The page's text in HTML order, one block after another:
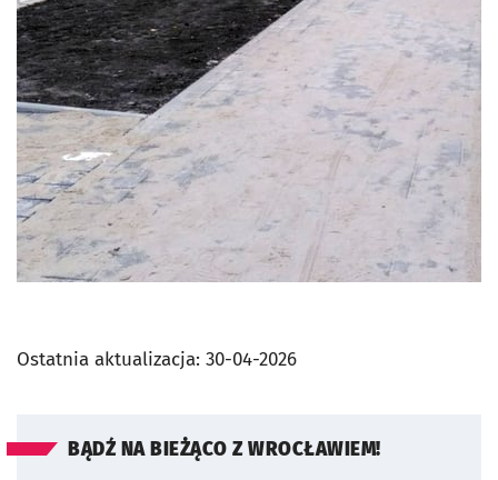
Ostatnia aktualizacja: 30-04-2026
BĄDŹ NA BIEŻĄCO Z WROCŁAWIEM!